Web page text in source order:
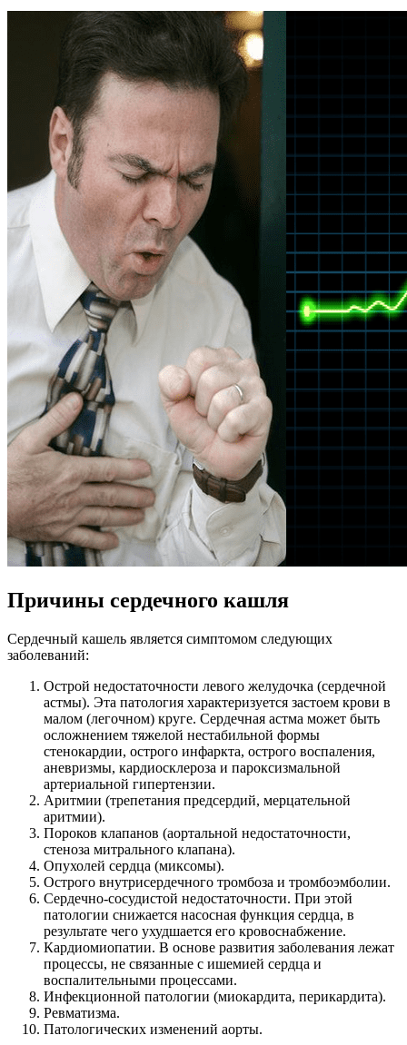
Причины сердечного кашля
Сердечный кашель является симптомом следующих
заболеваний:
Острой недостаточности левого желудочка (сердечной
астмы). Эта патология характеризуется застоем крови в
малом (легочном) круге. Сердечная астма может быть
осложнением тяжелой нестабильной формы
стенокардии, острого инфаркта, острого воспаления,
аневризмы, кардиосклероза и пароксизмальной
артериальной гипертензии.
Аритмии (трепетания предсердий, мерцательной
аритмии).
Пороков клапанов (аортальной недостаточности,
стеноза митрального клапана).
Опухолей сердца (миксомы).
Острого внутрисердечного тромбоза и тромбоэмболии.
Сердечно-сосудистой недостаточности. При этой
патологии снижается насосная функция сердца, в
результате чего ухудшается его кровоснабжение.
Кардиомиопатии. В основе развития заболевания лежат
процессы, не связанные с ишемией сердца и
воспалительными процессами.
Инфекционной патологии (миокардита, перикардита).
Ревматизма.
Патологических изменений аорты.